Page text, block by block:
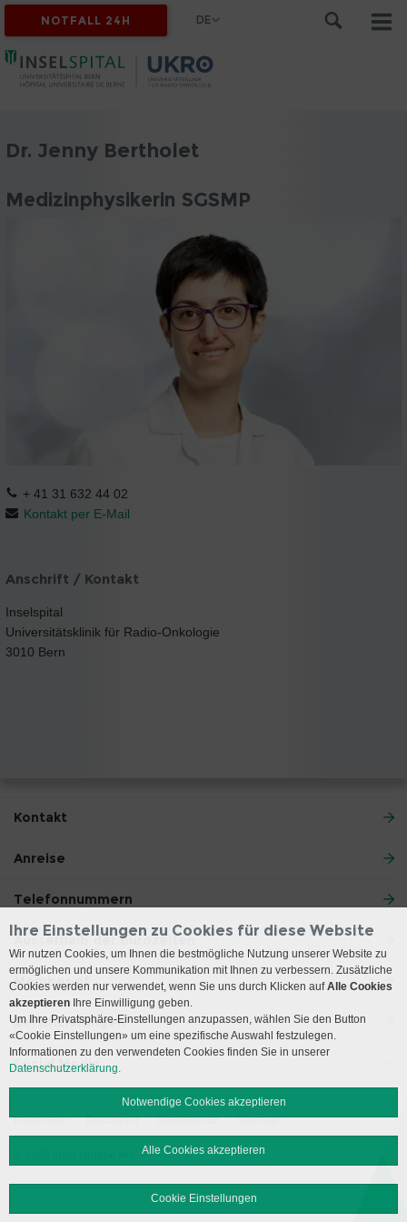
NOTFALL 24H DE
Dr. Jenny Bertholet
Medizinphysikerin SGSMP
+ 41 31 632 44 02
Kontakt per E-Mail
Anschrift / Kontakt
Inselspital
Universitätsklinik für Radio-Onkologie
3010 Bern
Kontakt
Anreise
Telefonnummern
Ausserhalb der Bürozeiten
Member of
Zertifizierungen
Social Media
Impressum Disclaimer Datenschutz Sitemap
Ihre Einstellungen zu Cookies für diese Website
Wir nutzen Cookies, um Ihnen die bestmögliche Nutzung unserer Website zu
ermöglichen und unsere Kommunikation mit Ihnen zu verbessern. Zusätzliche
Cookies werden nur verwendet, wenn Sie uns durch Klicken aufAlle Cookies
akzeptieren Ihre Einwilligung geben.
Um Ihre Privatsphäre-Einstellungen anzupassen, wählen Sie den Button
«Cookie Einstellungen» um eine spezifische Auswahl festzulegen.
Informationen zu den verwendeten Cookies finden Sie in unserer
Datenschutzerklärung.
Notwendige Cookies akzeptieren
Alle Cookies akzeptieren
Cookie Einstellungen